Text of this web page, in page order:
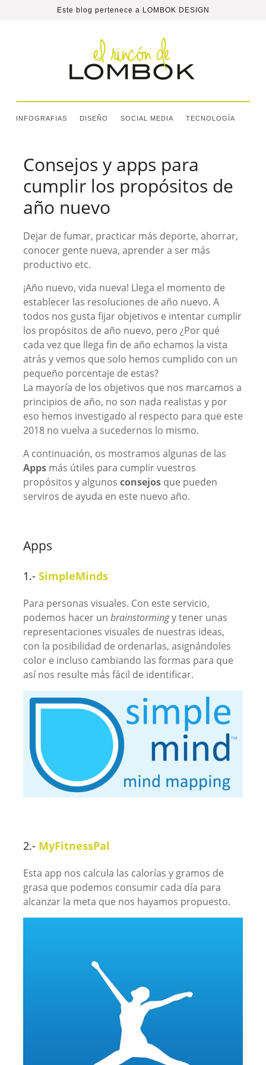
Este blog pertenece a LOMBOK DESIGN
INFOGRAFIAS DISEÑO SOCIAL MEDIA TECNOLOGÍA
Consejos y apps para
cumplir los propósitos de
año nuevo
Dejar de fumar, practicar más deporte, ahorrar,
conocer gente nueva, aprender a ser más
productivo etc.
¡Año nuevo, vida nueva! Llega el momento de
establecer las resoluciones de año nuevo. A
todos nos gusta fijar objetivos e intentar cumplir
los propósitos de año nuevo, pero ¿Por qué
cada vez que llega fin de año echamos la vista
atrás y vemos que solo hemos cumplido con un
pequeño porcentaje de estas?
La mayoría de los objetivos que nos marcamos a
principios de año, no son nada realistas y por
eso hemos investigado al respecto para que este
2018 no vuelva a sucedernos lo mismo.
A continuación, os mostramos algunas de las
Appsmás útiles para cumplir vuestros
propósitos y algunos consejosque pueden
serviros de ayuda en este nuevo año.
Apps
1.- SimpleMinds
Para personas visuales. Con este servicio,
podemos hacer un brainstormingy tener unas
representaciones visuales de nuestras ideas,
con la posibilidad de ordenarlas, asignándoles
color e incluso cambiando las formas para que
así nos resulte más fácil de identificar.
2.- MyFitnessPal
Esta app nos calcula las calorías y gramos de
grasa que podemos consumir cada día para
alcanzar la meta que nos hayamos propuesto.